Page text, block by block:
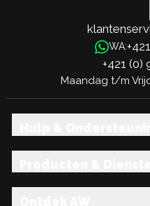
WA:
+421 (0)
Maandag t/m